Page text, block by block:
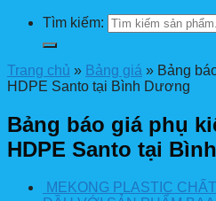
Tìm kiếm:
Trang chủ » Bảng giá » Bảng
HDPE Santo tại Bình Dương
Bảng báo giá phụ
HDPE Santo tại
MEKONG PLASTIC